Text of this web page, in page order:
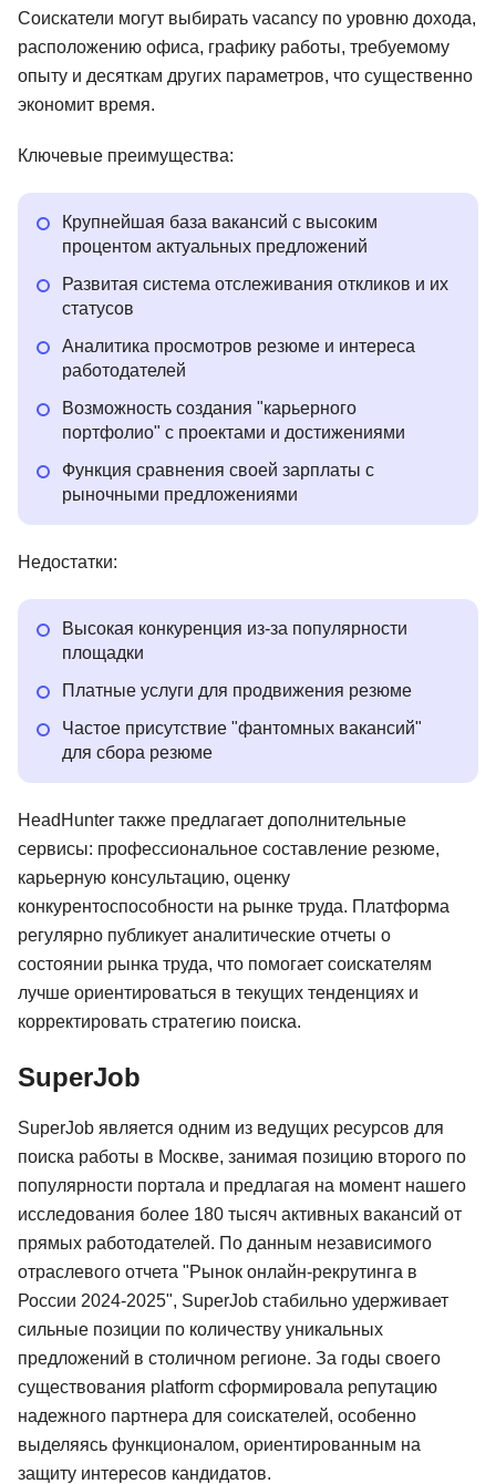
Соискатели могут выбирать vacancy по уровню дохода,
расположению офиса, графику работы, требуемому
опыту и десяткам других параметров, что существенно
экономит время.
Ключевые преимущества:
Крупнейшая база вакансий с высоким
процентом актуальных предложений
Развитая система отслеживания откликов и их
статусов
Аналитика просмотров резюме и интереса
работодателей
Возможность создания "карьерного
портфолио" с проектами и достижениями
Функция сравнения своей зарплаты с
рыночными предложениями
Недостатки:
Высокая конкуренция из-за популярности
площадки
Платные услуги для продвижения резюме
Частое присутствие "фантомных вакансий"
для сбора резюме
HeadHunter также предлагает дополнительные
сервисы: профессиональное составление резюме,
карьерную консультацию, оценку
конкурентоспособности на рынке труда. Платформа
регулярно публикует аналитические отчеты о
состоянии рынка труда, что помогает соискателям
лучше ориентироваться в текущих тенденциях и
корректировать стратегию поиска.
SuperJob
SuperJob является одним из ведущих ресурсов для
поиска работы в Москве, занимая позицию второго по
популярности портала и предлагая на момент нашего
исследования более 180 тысяч активных вакансий от
прямых работодателей. По данным независимого
отраслевого отчета "Рынок онлайн-рекрутинга в
России 2024-2025", SuperJob стабильно удерживает
сильные позиции по количеству уникальных
предложений в столичном регионе. За годы своего
существования platform сформировала репутацию
надежного партнера для соискателей, особенно
выделяясь функционалом, ориентированным на
защиту интересов кандидатов.